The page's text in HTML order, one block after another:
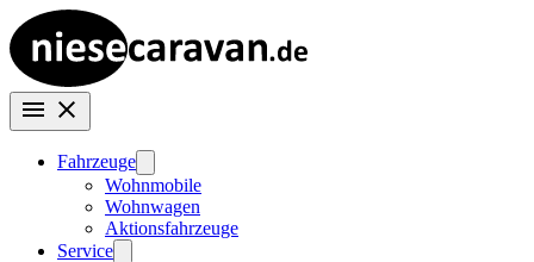
Fahrzeuge
Wohnmobile
Wohnwagen
Aktionsfahrzeuge
Service